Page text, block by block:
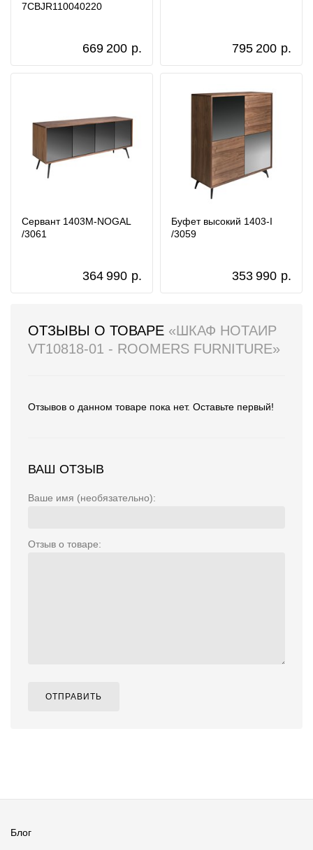
7CBJR110040220
669 200 р. 795 200 р.
Сервант 1403M-NOGAL
/3061
364 990 р.
Буфет высокий 1403-I
/3059
353 990 р.
ОТЗЫВЫ О ТОВАРЕ «ШКАФ НОТАИР
VT10818-01 - ROOMERS FURNITURE»
Отзывов о данном товаре пока нет. Оставьте первый!
ВАШ ОТЗЫВ
Ваше имя (необязательно):
Отзыв о товаре:
ОТПРАВИТЬ
Блог